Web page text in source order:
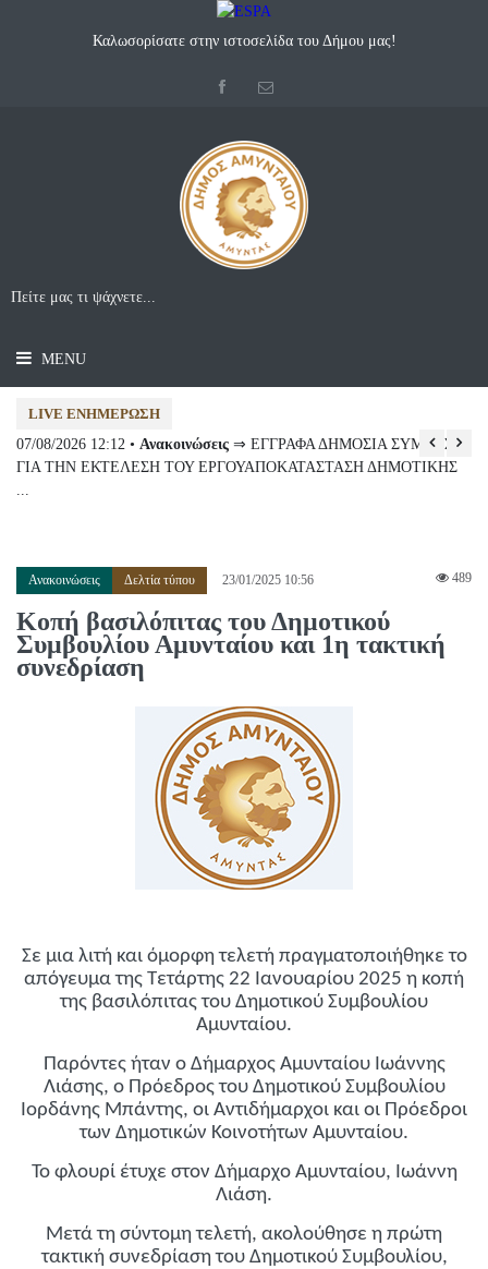
Καλωσορίσατε στην ιστοσελίδα του Δήμου μας!
MENU
LIVE ΕΝΗΜΈΡΩΣΗ
07/08/2026 12:12 • Ανακοινώσεις ⇒ ΕΓΓΡΑΦΑ ΔΗΜΟΣΙΑ ΣΥΜΒΑΣΗ
ΓΙΑ ΤΗΝ ΕΚΤΕΛΕΣΗ ΤΟΥ ΕΡΓΟΥΑΠΟΚΑΤΑΣΤΑΣΗ ΔΗΜΟΤΙΚΗΣ
...
Ανακοινώσεις Δελτία τύπου 23/01/2025 10:56 489
Κοπή βασιλόπιτας του Δημοτικού
Συμβουλίου Αμυνταίου και 1η τακτική
συνεδρίαση
Σε μια λιτή και όμορφη τελετή πραγματοποιήθηκε το
απόγευμα της Τετάρτης 22 Ιανουαρίου 2025 η κοπή
της βασιλόπιτας του Δημοτικού Συμβουλίου
Αμυνταίου.
Παρόντες ήταν ο Δήμαρχος Αμυνταίου Ιωάννης
Λιάσης, ο Πρόεδρος του Δημοτικού Συμβουλίου
Ιορδάνης Μπάντης, οι Αντιδήμαρχοι και οι Πρόεδροι
των Δημοτικών Κοινοτήτων Αμυνταίου.
Το φλουρί έτυχε στον Δήμαρχο Αμυνταίου, Ιωάννη
Λιάση.
Μετά τη σύντομη τελετή, ακολούθησε η πρώτη
τακτική συνεδρίαση του Δημοτικού Συμβουλίου,